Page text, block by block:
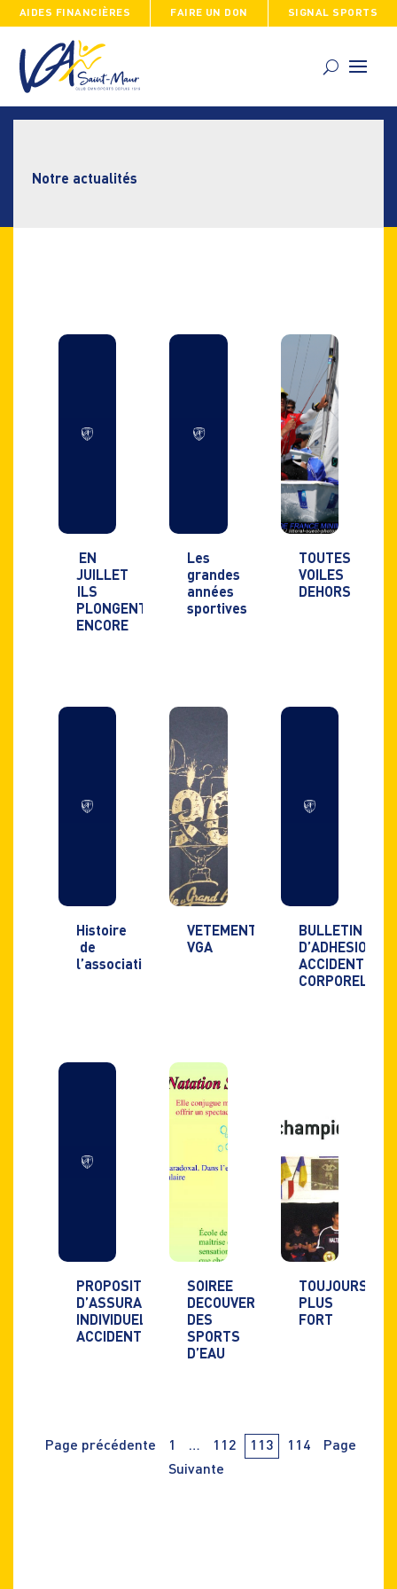
Skip
AIDES FINANCIÈRES FAIRE UN DON SIGNAL SPORTS
Notre actualités
EN
JUILLET
ILS
PLONGENT
ENCORE
Les
grandes
années
sportives
TOUTES
VOILES
DEHORS
Histoire
de
l’association
VETEMENTS
VGA
BULLETIN
D’ADHESION
ACCIDENT
CORPOREL
PROPOSITION
D’ASSURANCE
INDIVIDUELLE
ACCIDENT
SOIREE
DECOUVERTE
DES
SPORTS
D’EAU
TOUJOURS
PLUS
FORT
Navigation
Page précédente PAge
1 … PAge
112 PAge
113 PAge
114
Page
Suivante